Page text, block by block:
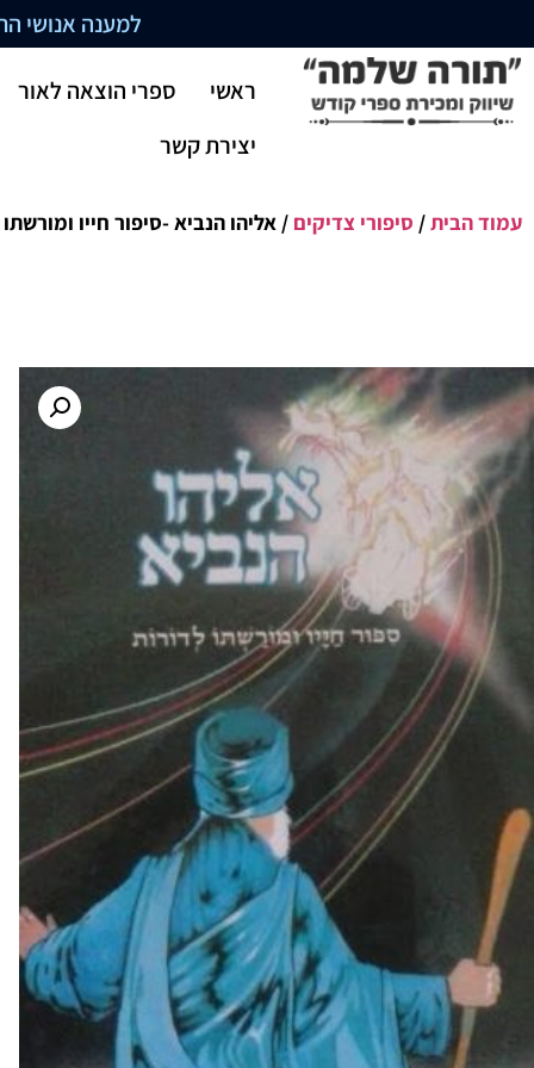
למענה אנושי התקשרו
ראשי
ספרי הוצאה לאור
יצירת קשר
עמוד הבית/ סיפורי צדיקים / אליהו הנביא -סיפור חייו